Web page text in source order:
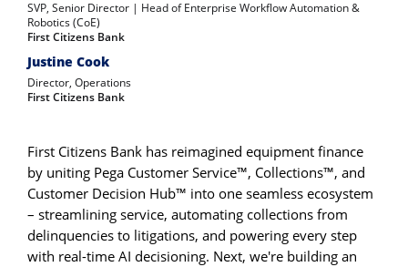
SVP, Senior Director | Head of Enterprise Workflow Automation &
Robotics (CoE)
First Citizens Bank
Justine Cook
Director, Operations
First Citizens Bank
First Citizens Bank has reimagined equipment finance
by uniting Pega Customer Service™, Collections™, and
Customer Decision Hub™ into one seamless ecosystem
– streamlining service, automating collections from
delinquencies to litigations, and powering every step
with real-time AI decisioning. Next, we're building an